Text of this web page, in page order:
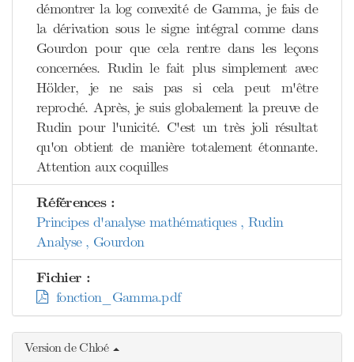
démontrer la log convexité de Gamma, je fais de
la dérivation sous le signe intégral comme dans
Gourdon pour que cela rentre dans les leçons
concernées. Rudin le fait plus simplement avec
Hölder, je ne sais pas si cela peut m'être
reproché. Après, je suis globalement la preuve de
Rudin pour l'unicité. C'est un très joli résultat
qu'on obtient de manière totalement étonnante.
Attention aux coquilles
Références :
Principes d'analyse mathématiques , Rudin
Analyse , Gourdon
Fichier :
fonction_Gamma.pdf
Version de Chloé